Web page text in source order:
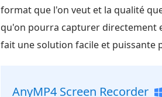
format que l'on veut et la qualité
qu'on pourra capturer directement
fait une solution facile et puissante
AnyMP4 Screen Recorder